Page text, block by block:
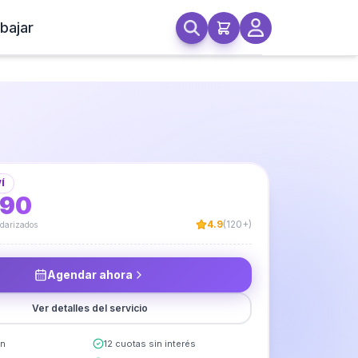
4.9(120+)
Agendar ahora
Ver detalles del servicio
12 cuotas sin interés